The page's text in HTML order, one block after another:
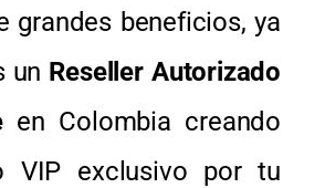
grandes beneficios, ya
un Reseller Autorizado
en Colombia creando
VIP exclusivo por tu